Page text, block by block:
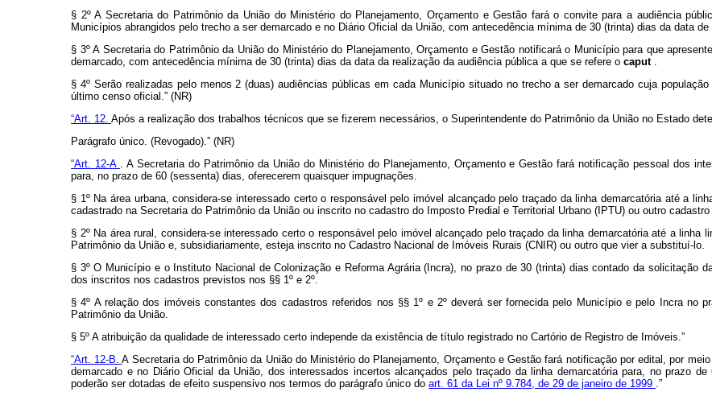
§ 2º A Secretaria do Patrimônio da União do Ministério do Planejamento, Orçamento e Gestão fará o convite para a audiência
Municípios abrangidos pelo trecho a ser demarcado e no Diário Oficial da União, com antecedência mínima de 30 (trinta) dias da data
§ 3º A Secretaria do Patrimônio da União do Ministério do Planejamento, Orçamento e Gestão notificará o Município para que
demarcado, com antecedência mínima de 30 (trinta) dias da data da realização da audiência pública a que se refere o caput .
§ 4º Serão realizadas pelo menos 2 (duas) audiências públicas em cada Município situado no trecho a ser demarcado cuja
último censo oficial.” (NR)
“Art. 12. Após a realização dos trabalhos técnicos que se fizerem necessários, o Superintendente do Patrimônio da União no Estado
Parágrafo único. (Revogado).” (NR)
“Art. 12-A . A Secretaria do Patrimônio da União do Ministério do Planejamento, Orçamento e Gestão fará notificação pessoal dos
para, no prazo de 60 (sessenta) dias, oferecerem quaisquer impugnações.
§ 1º Na área urbana, considera-se interessado certo o responsável pelo imóvel alcançado pelo traçado da linha demarcatória até a
cadastrado na Secretaria do Patrimônio da União ou inscrito no cadastro do Imposto Predial e Territorial Urbano (IPTU) ou outro
§ 2º Na área rural, considera-se interessado certo o responsável pelo imóvel alcançado pelo traçado da linha demarcatória até a linha
Patrimônio da União e, subsidiariamente, esteja inscrito no Cadastro Nacional de Imóveis Rurais (CNIR) ou outro que vier a substituí-lo.
§ 3º O Município e o Instituto Nacional de Colonização e Reforma Agrária (Incra), no prazo de 30 (trinta) dias contado da solicitação
dos inscritos nos cadastros previstos nos §§ 1º e 2º.
§ 4º A relação dos imóveis constantes dos cadastros referidos nos §§ 1º e 2º deverá ser fornecida pelo Município e pelo Incra no
Patrimônio da União.
§ 5º A atribuição da qualidade de interessado certo independe da existência de título registrado no Cartório de Registro de Imóveis.”
“Art. 12-B.A Secretaria do Patrimônio da União do Ministério do Planejamento, Orçamento e Gestão fará notificação por edital, por
demarcado e no Diário Oficial da União, dos interessados incertos alcançados pelo traçado da linha demarcatória para, no prazo
poderão ser dotadas de efeito suspensivo nos termos do parágrafo único do art. 61 da Lei nº 9.784, de 29 de janeiro de 1999 .”